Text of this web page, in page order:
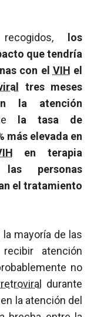
los
que tendría
con el VIH el
tres meses
la atención
la tasa de
más elevada en
en terapia
personas
el tratamiento
mayoría de las
atención
no
durante
la atención del